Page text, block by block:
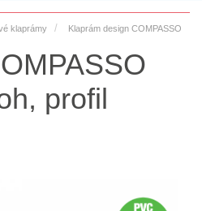
klaprámy Klaprám design COMPASSO
profil